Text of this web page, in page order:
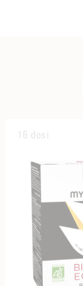
16 dosi